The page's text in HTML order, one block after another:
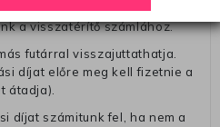
termékeket a futárunkkal, a díj
a visszatérítő számlához.
futárral visszajuttathatja.
díjat előre meg kell fizetnie a
átadja).
díjat számitunk fel, ha nem a